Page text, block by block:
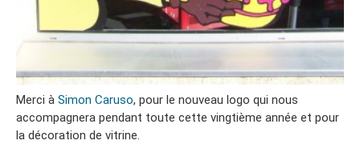
Merci à Simon Caruso, pour le nouveau logo qui nous
accompagnera pendant toute cette vingtième année et pour
la décoration de vitrine.